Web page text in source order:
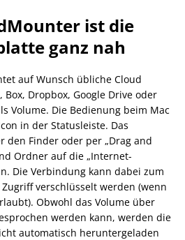
ist die
ganz nah
auf Wunsch übliche Cloud
Box, Dropbox, Google Drive oder
Volume. Die Bedienung beim Mac
in der Statusleiste. Das
den Finder oder per „Drag and
Ordner auf die „Internet-
Die Verbindung kann dabei zum
verschlüsselt werden (wenn
Obwohl das Volume über
werden kann, werden die
automatisch heruntergeladen